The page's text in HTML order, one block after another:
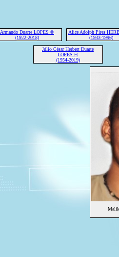
Armando Duarte LOPES ®
(1922-2018)
Alice Adolph Pires
(1933-1996)
Júlio César Herbert Duarte
LOPES ®
(1954-2019)